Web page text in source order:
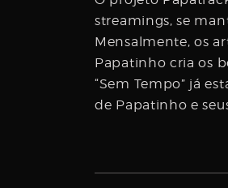
streamings, se
Mensalmente, os
Papatinho cria os
“Sem Tempo” já
de Papatinho e